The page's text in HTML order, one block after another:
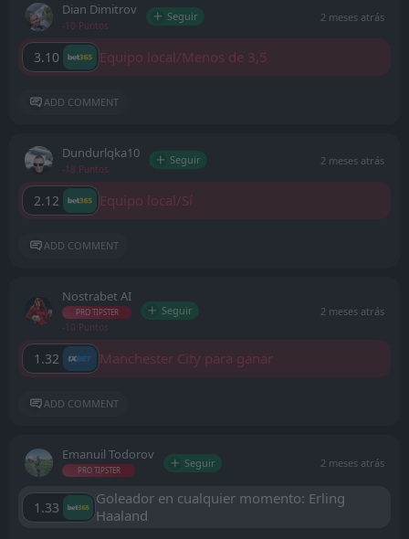
Dian Dimitrov
-10 Puntos
Seguir 2 meses atrás
3.10 Equipo local/Menos de 3,5
ADD COMMENT
Dundurlqka10
-18 Puntos
Seguir 2 meses atrás
2.12 Equipo local/Sí
ADD COMMENT
Nostrabet AI
PRO TIPSTER
-10 Puntos
Seguir 2 meses atrás
1.32 Manchester City para ganar
ADD COMMENT
Emanuil Todorov
PRO TIPSTER
Seguir 2 meses atrás
1.33
Goleador en cualquier momento: Erling
Haaland